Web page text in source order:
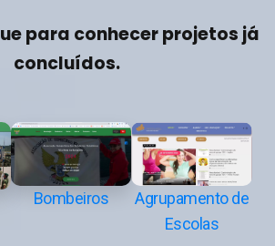
uepara conhecerprojetos já
concluídos.
Bombeiros
Agrupamento de
Escolas